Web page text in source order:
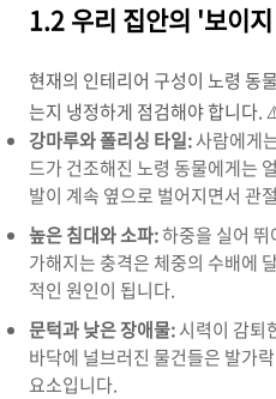
1.2 우리 집안의 '보이
현재의 인테리어 구성이 노령 동
는지 냉정하게 점검해야 합니다.
강마루와 폴리싱 타일:사람에게
드가 건조해진 노령 동물에게는
발이 계속 옆으로 벌어지면서 관
높은 침대와 소파:하중을 실어
가해지는 충격은 체중의 수배에
적인 원인이 됩니다.
문턱과 낮은 장애물:시력이 감퇴
바닥에 널브러진 물건들은 발가
요소입니다.